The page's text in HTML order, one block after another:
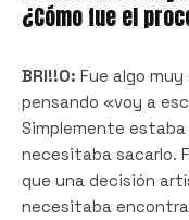
¿Cómo fue el
BRI!!O: Fue algo
pensando «voy a
Simplemente
necesitaba sacarlo.
que una decisión
necesitaba